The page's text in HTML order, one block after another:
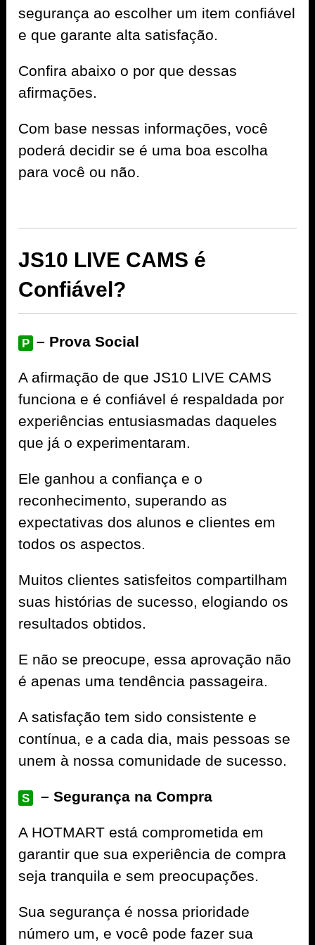
segurança ao escolher um item confiável
e que garante alta satisfação.
Confira abaixo o por que dessas
afirmações.
Com base nessas informações, você
poderá decidir se é uma boa escolha
para você ou não.
JS10 LIVE CAMS é
Confiável?
P – Prova Social
A afirmação de que JS10 LIVE CAMS
funciona e é confiável é respaldada por
experiências entusiasmadas daqueles
que já o experimentaram.
Ele ganhou a confiança e o
reconhecimento, superando as
expectativas dos alunos e clientes em
todos os aspectos.
Muitos clientes satisfeitos compartilham
suas histórias de sucesso, elogiando os
resultados obtidos.
E não se preocupe, essa aprovação não
é apenas uma tendência passageira.
A satisfação tem sido consistente e
contínua, e a cada dia, mais pessoas se
unem à nossa comunidade de sucesso.
S – Segurança na Compra
A HOTMART está comprometida em
garantir que sua experiência de compra
seja tranquila e sem preocupações.
Sua segurança é nossa prioridade
número um, e você pode fazer sua